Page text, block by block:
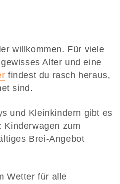
willkommen. Für viele
Alter und eine
findest du rasch heraus,
sind.
und Kleinkindern gibt es
Kinderwagen zum
Brei-Angebot
Wetter für alle